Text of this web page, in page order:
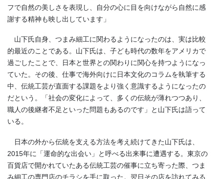
フで自然の美しさを表現し、自分の心に目を向けながら自然に感
謝する精神も映し出しています」
山下氏自身、つまみ細工に関わるようになったのは、実は比較
的最近のことである。山下氏は、子ども時代の数年をアメリカで
過ごしたことで、日本と世界との関わりに関心を持つようになっ
ていた。その後、仕事で海外向けに日本文化のコラムを執筆する
中、伝統工芸が直面する課題をより強く意識するようになったの
だという。「社会の変化によって、多くの伝統が薄れつつあり、
職人の後継者不足といった問題もあるのです」と山下氏は語って
いる。
日本の外から伝統を支える方法を考え続けてきた山下氏は、
2015年に「運命的な出会い」と呼べる出来事に遭遇する。東京の
百貨店で開かれていたある伝統工芸の催事に立ち寄った際、つま
み細工の専門店のチラシを手に取った。翌日その店を訪れてみる